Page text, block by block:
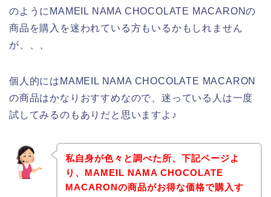
のようにMAMEIL NAMA CHOCOLATE MACARONの
商品を購入を迷われている方もいるかもしれません
が、、、
個人的にはMAMEIL NAMA CHOCOLATE MACARON
の商品はかなりおすすめなので、迷っている人は一度
試してみるのもありだと思いますよ♪
私自身が色々と調べた所、下記ページよ
り、MAMEIL NAMA CHOCOLATE
MACARONの商品がお得な価格で購入す